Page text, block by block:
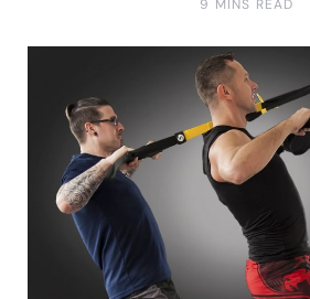
9 MINS READ